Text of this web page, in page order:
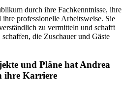
durch ihre Fachkenntnisse, ihre
professionelle Arbeitsweise. Sie
zu vermitteln und schafft
die Zuschauer und Gäste
und Pläne hat Andrea
ihre Karriere